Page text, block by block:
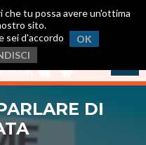
che tu possa avere un'ottima
sito.
sei d'accordo
OK
App
DI